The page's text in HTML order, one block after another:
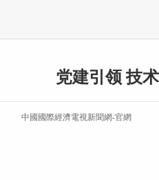
党建引领 技
中國國際經濟電視新聞網-官網